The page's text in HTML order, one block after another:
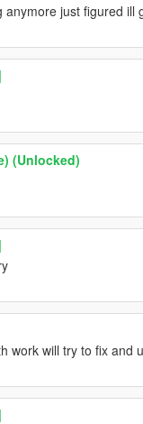
just figured ill
(Unlocked)
work will try to fix and